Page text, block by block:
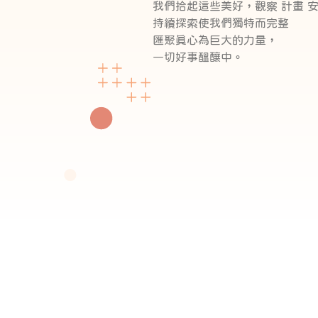
我們拾起這些美好，觀察 計畫
持續探索使我們獨特而完整
匯聚真心為巨大的力量，
一切好事醞釀中。